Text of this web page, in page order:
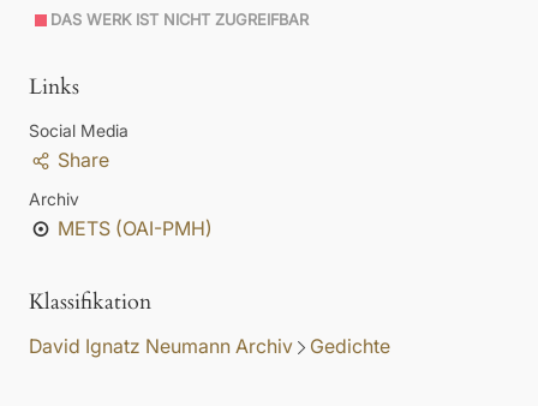
DAS WERK IST NICHT ZUGREIFBAR
Links
Social Media
Share
Archiv
METS (OAI-PMH)
Klassifikation
David Ignatz Neumann Archiv Gedichte